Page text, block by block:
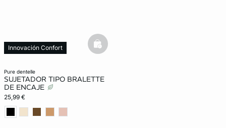
pure dentelle
SUJETADOR TIPO BRALETTE
DE ENCAJE
25,99 €
Innovación Confort basketfull